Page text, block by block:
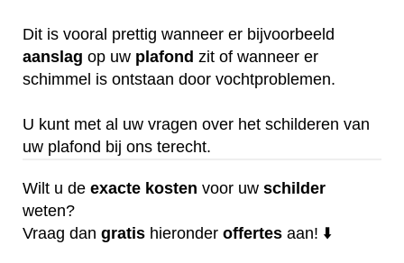
Dit is vooral prettig wanneer er bijvoorbeeld
aanslag op uw plafond zit of wanneer er
schimmel is ontstaan door vochtproblemen.
U kunt met al uw vragen over het schilderen van
uw plafond bij ons terecht.
Wilt u de exacte kosten voor uw schilder
weten?
Vraag dan gratis hieronder offertes aan! ⬇️